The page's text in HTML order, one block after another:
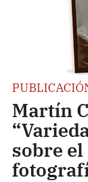
Martín
sobre